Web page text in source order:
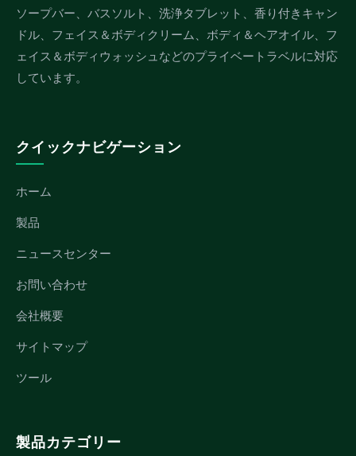
ソープバー、バスソルト、洗浄タブレット、香り付きキャン
ドル、フェイス＆ボディクリーム、ボディ＆ヘアオイル、フ
ェイス＆ボディウォッシュなどのプライベートラベルに対応
しています。
クイックナビゲーション
ホーム
製品
ニュースセンター
お問い合わせ
会社概要
サイトマップ
ツール
製品カテゴリー